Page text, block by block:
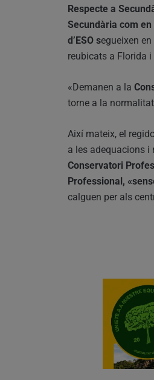
Respecte a
Secundària com en
d’ESO segueixen
reubicats a Florida i
«Demanen a la
torne a la
Així mateix, el
a les adequacions i
Conservatori
Professional,
calguen per als